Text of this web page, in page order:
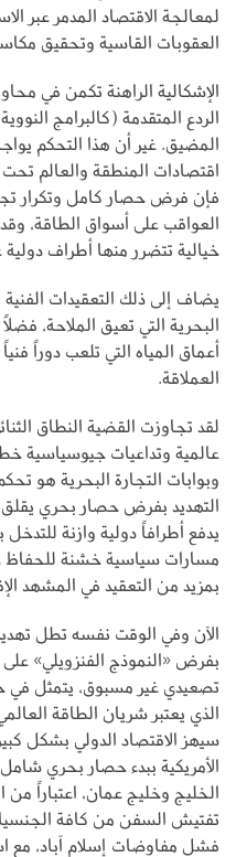
لمعالجة الاقتصاد المدمر عبر
العقوبات القاسية وتحقيق
الإشكالية الراهنة تكمن في
الردع المتقدمة (كالبرامج
المضيق. غير أن هذا التحكم
اقتصادات المنطقة والعالم
فإن فرض حصار كامل وتكرار
العواقب على أسواق الطاقة،
خيالية تتضرر منها أطراف دولية
يضاف إلى ذلك التعقيدات الفنية
البحرية التي تعيق الملاحة،
أعماق المياه التي تلعب دوراً
العملاقة.
لقد تجاوزت القضية النطاق
عالمية وتداعيات جيوسياسية
وبوابات التجارة البحرية هو
التهديد بفرض حصار بحري يقلق
يدفع أطرافاً دولية وازنة
مسارات سياسية خشنة للحفاظ
بمزيد من التعقيد في المشهد
الآن وفي الوقت نفسه تطل
بفرض «النموذج الفنزويلي» على
تصعيدي غير مسبوق، يتمثل
الذي يعتبر شريان الطاقة
سيهز الاقتصاد الدولي بشكل
الأمريكية ببدء حصار بحري شامل
تفتيش السفن من كافة
فشل مفاوضات إسلام آباد، مع